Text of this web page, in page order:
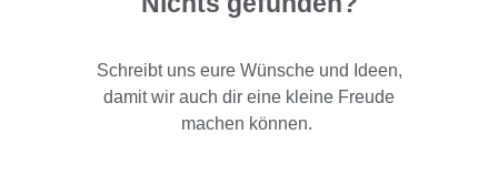
Schreibt uns eure Wünsche und Ideen,
damit wir auch dir eine kleine Freude
machen können.